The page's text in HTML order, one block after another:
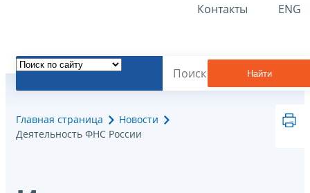
Контакты ENG
Найти
Главная страница
Новости
Деятельность ФНС России